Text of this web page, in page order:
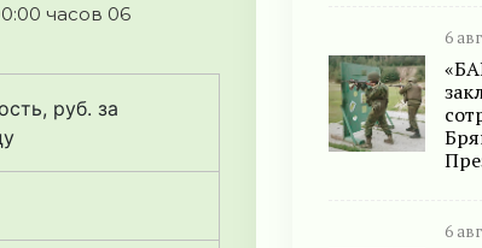
часов 06
руб. за
6
6